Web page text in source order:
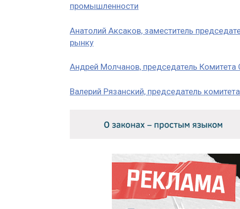
промышленности
Анатолий Аксаков, заместитель
рынку
Андрей Молчанов, председатель
Валерий Рязанский, председатель